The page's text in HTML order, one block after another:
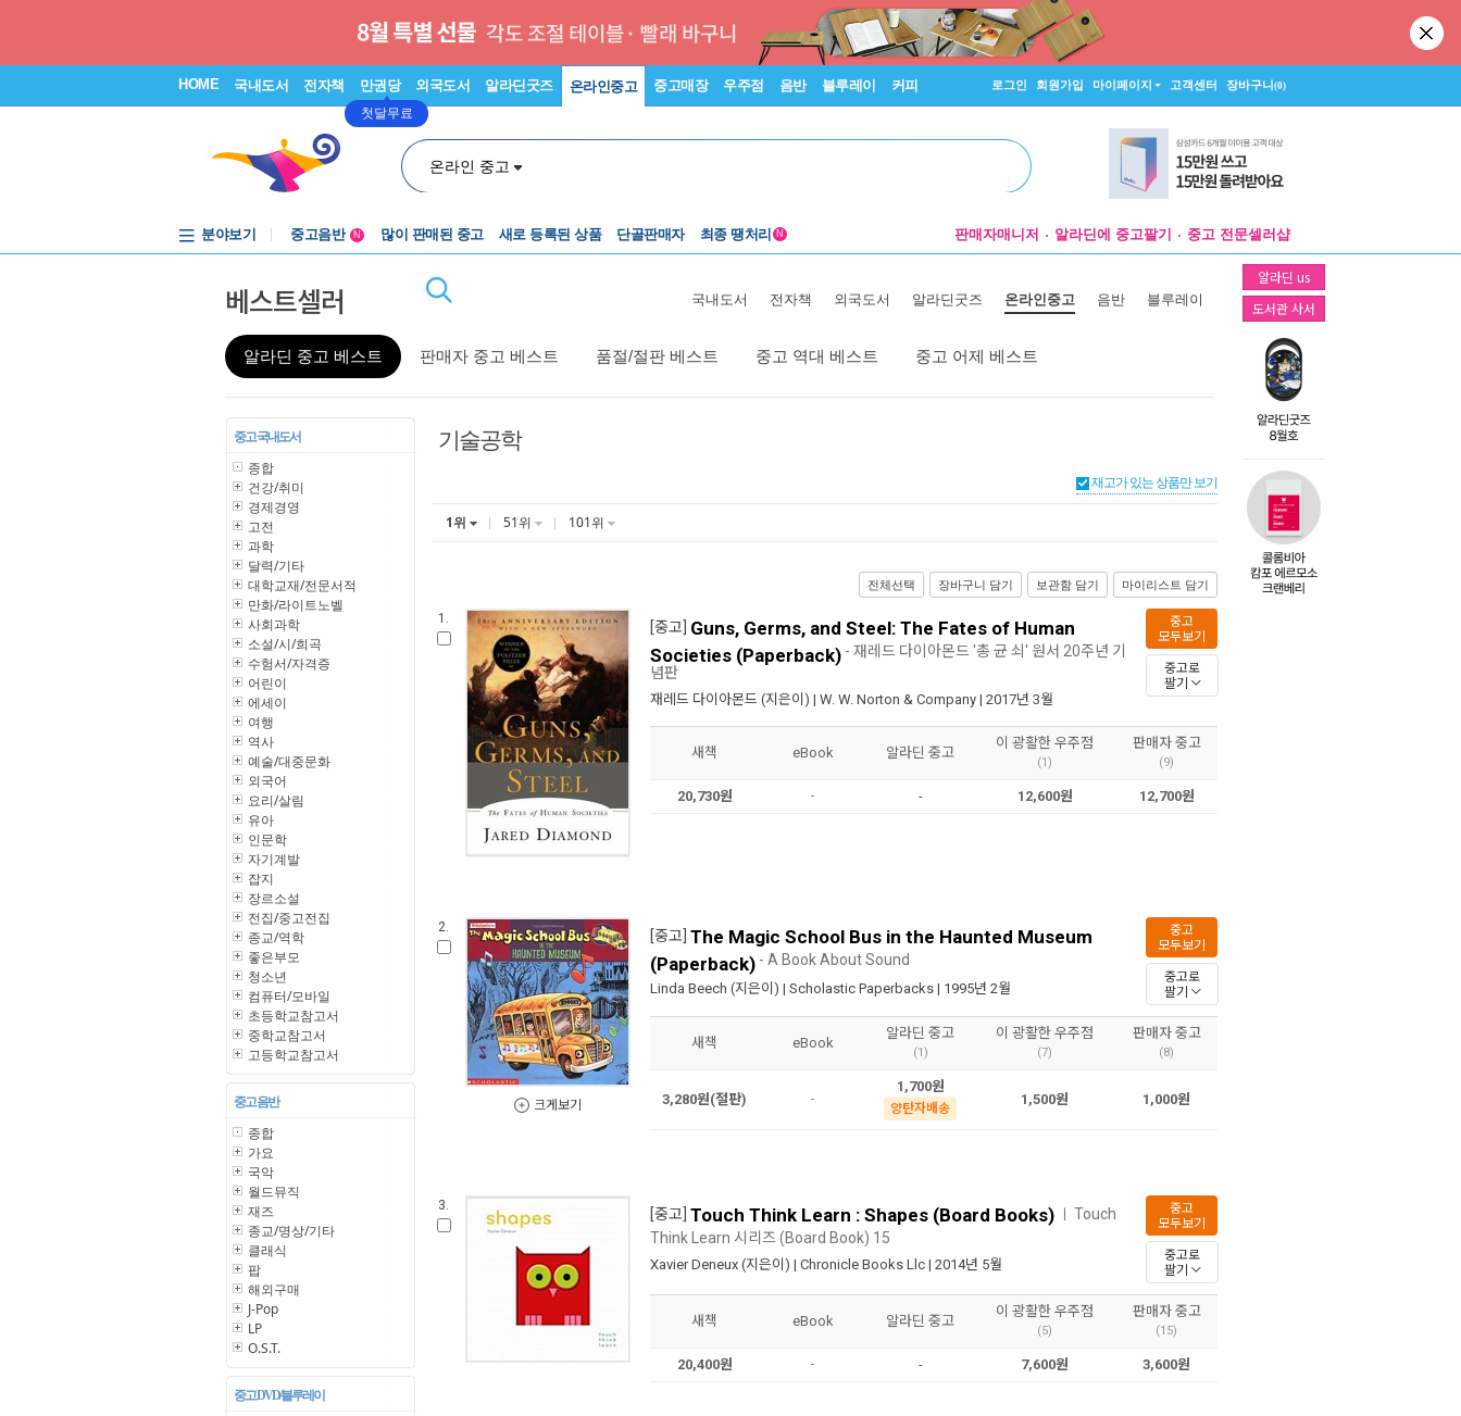
HOME 국내도서 전자책 만권당
첫달무료
외국도서 알라딘굿즈 온라인중고 중고매장 우주점 음반 블루레이 커피 로그인 회원가입 마이페이지 고객센터 장바구니(0)
온라인 중고
분야보기
중고음반
중고음반
N 많이 판매된 중고 새로 등록된 상품 단골판매자 최종 땡처리 N 판매자매니저 알라딘에 중고팔기 중고 전문셀러샵
알라딘 us
도서관 사서
베스트셀러 국내도서 전자책 외국도서 알라딘굿즈 온라인중고 음반 블루레이
알라딘 중고 베스트 판매자 중고 베스트 품절/절판 베스트 중고 역대 베스트 중고 어제 베스트
중고 국내도서
종합
건강/취미
경제경영
고전
과학
달력/기타
대학교재/전문서적
만화/라이트노벨
사회과학
소설/시/희곡
수험서/자격증
어린이
에세이
여행
역사
예술/대중문화
외국어
요리/살림
유아
인문학
자기계발
잡지
장르소설
전집/중고전집
종교/역학
좋은부모
청소년
컴퓨터/모바일
초등학교참고서
중학교참고서
고등학교참고서
중고 음반
종합
가요
국악
월드뮤직
재즈
종교/명상/기타
클래식
팝
해외구매
J-Pop
LP
O.S.T.
중고 DVD/블루레이
기술공학
재고가 있는 상품만 보기
1위 51위 101위
전체선택 장바구니 담기 보관함 담기 마이리스트 담기
1. [중고] Guns, Germs, and Steel: The Fates of Human
Societies (Paperback) - 재레드 다이아몬드 '총 균 쇠' 원서 20주년 기
념판
재레드 다이아몬드 (지은이) | W. W. Norton & Company | 2017년 3월
중고
모두보기
중고로
팔기
새책 eBook 알라딘 중고
이 광활한 우주점
(1)
판매자 중고
(9)
20,730원 - - 12,600원 12,700원
2.
크게보기
[중고] The Magic School Bus in the Haunted Museum
(Paperback) - A Book About Sound
Linda Beech (지은이) | Scholastic Paperbacks | 1995년 2월
중고
모두보기
중고로
팔기
새책 eBook
알라딘 중고
(1)
이 광활한 우주점
(7)
판매자 중고
(8)
3,280원(절판) -
1,700원
양탄자배송
1,500원 1,000원
3. [중고] Touch Think Learn : Shapes (Board Books) Touch
Think Learn 시리즈 (Board Book) 15
Xavier Deneux (지은이) | Chronicle Books Llc | 2014년 5월
중고
모두보기
중고로
팔기
새책 eBook 알라딘 중고
이 광활한 우주점
(5)
판매자 중고
(15)
20,400원 - - 7,600원 3,600원